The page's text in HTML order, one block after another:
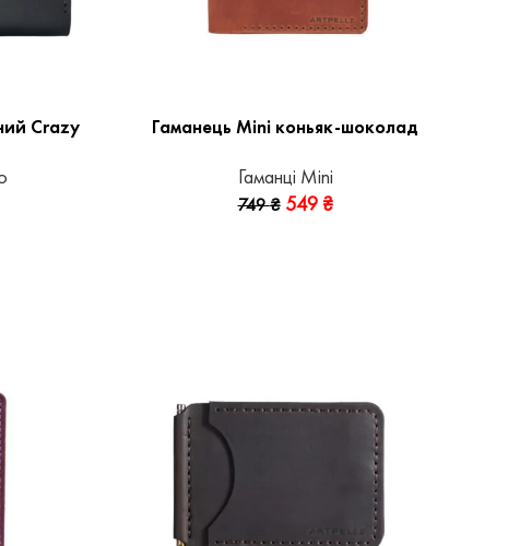
Crazy Гаманець Mini коньяк-шоколад
Гаманці Mini
749₴ 549 ₴